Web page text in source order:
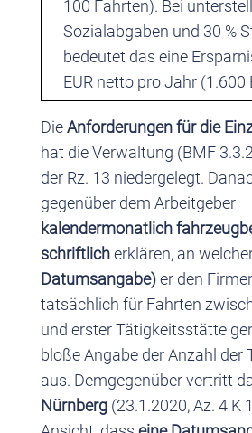
100 Fahrten). Bei
Sozialabgaben und 30 %
bedeutet das eine
EUR netto pro Jahr (1.600
DieAnforderungen für die
hat die Verwaltung (BMF
der Rz. 13 niedergelegt.
gegenüber dem Arbeitgeber
kalendermonatlich
schriftlicherklären, an
Datumsangabe)er den
tatsächlich für Fahrten
und erster Tätigkeitsstätte
bloße Angabe der Anzahl der
aus. Demgegenüber vertritt
Nürnberg(23.1.2020, Az. 4 K